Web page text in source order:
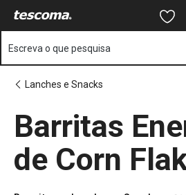
Está na página Barritas Energéticas de
Saltar para o
Saltar para a
Saltar para a
Escreva o que pesquisa
Lanches e Snacks
Barritas
de Corn